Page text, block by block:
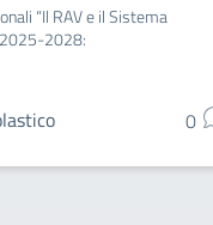
“Il RAV e il Sistema
2025-2028:
0